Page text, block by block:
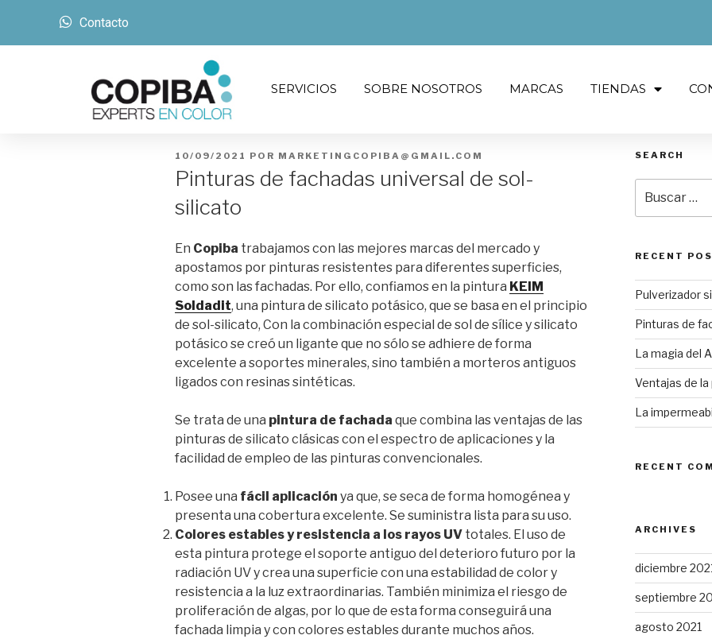
Contacto
SERVICIOS SOBRE NOSOTROS MARCAS TIENDAS
10/09/2021 POR MARKETINGCOPIBA@GMAIL.COM
Pinturas de fachadas universal de sol-
silicato
En Copiba trabajamos con las mejores marcas del mercado y
apostamos por pinturas resistentes para diferentes superficies,
como son las fachadas. Por ello, confiamos en la pintura KEIM
Soldadit, una pintura de silicato potásico, que se basa en el principio
de sol-silicato, Con la combinación especial de sol de sílice y silicato
potásico se creó un ligante que no sólo se adhiere de forma
excelente a soportes minerales, sino también a morteros antiguos
ligados con resinas sintéticas.
Se trata de una pintura de fachada que combina las ventajas de las
pinturas de silicato clásicas con el espectro de aplicaciones y la
facilidad de empleo de las pinturas convencionales.
Posee una fácil aplicación ya que, se seca de forma homogénea y
presenta una cobertura excelente. Se suministra lista para su uso.
Colores estables y resistencia a los rayos UV totales. El uso de
esta pintura protege el soporte antiguo del deterioro futuro por la
radiación UV y crea una superficie con una estabilidad de color y
resistencia a la luz extraordinarias. También minimiza el riesgo de
proliferación de algas, por lo que de esta forma conseguirá una
fachada limpia y con colores estables durante muchos años.
SEARCH
RECENT
Pulverizador
Pinturas de
La magia del
Ventajas de
La
RECENT
ARCHIVES
diciembre
septiembre
agosto 2021